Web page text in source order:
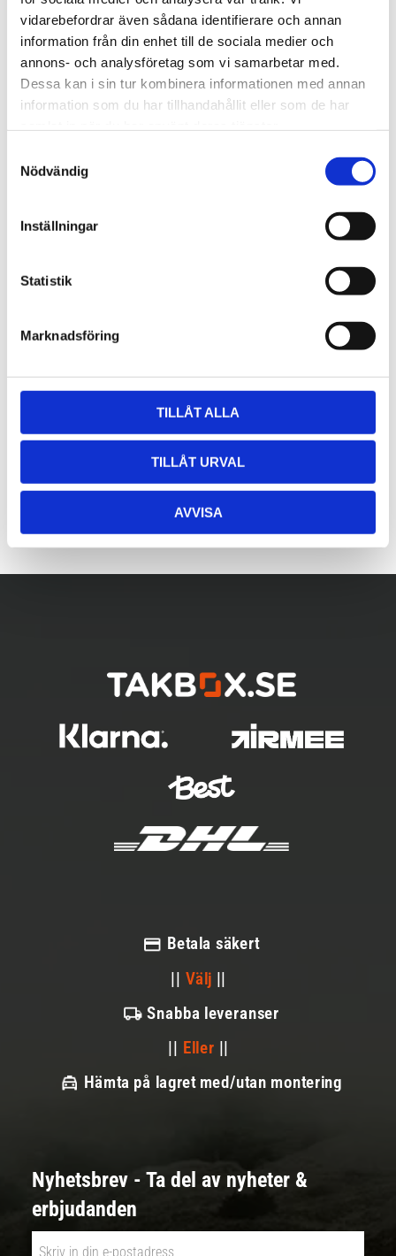
vidarebefordrar även sådana identifierare och annan
information från din enhet till de sociala medier och
annons- och analysföretag som vi samarbetar med.
Dessa kan i sin tur kombinera informationen med annan
information som du har tillhandahållit eller som de har
Nödvändig
Inställningar
Statistik
Marknadsföring
TILLÅT ALLA
TILLÅT URVAL
AVVISA
Lättmonterad
lasthållarfot för Thule Evo-
takräcken, för fordon med
integrerad reling.
1 795 kr
1 975 kr
720600
Lättmonterad
lasthållarfot för Thule
Edge-takräcken, för
fordon med integrerad
reling.
2 525kr
2 635kr
Betala säkert
|| Välj ||
Snabba leveranser
|| Eller ||
Hämta på lagret med/utan montering
Nyhetsbrev - Ta del av nyheter &
erbjudanden